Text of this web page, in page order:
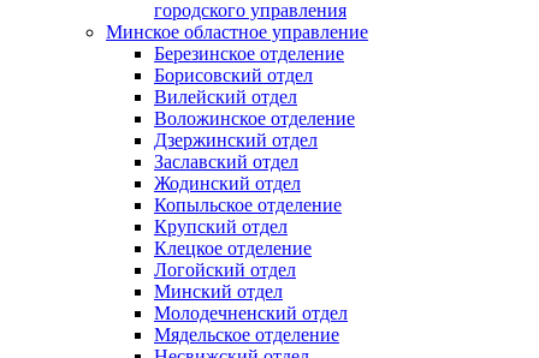
городского управления
Минское областное управление
Березинское отделение
Борисовский отдел
Вилейский отдел
Воложинское отделение
Дзержинский отдел
Заславский отдел
Жодинский отдел
Копыльское отделение
Крупский отдел
Клецкое отделение
Логойский отдел
Минский отдел
Молодечненский отдел
Мядельское отделение